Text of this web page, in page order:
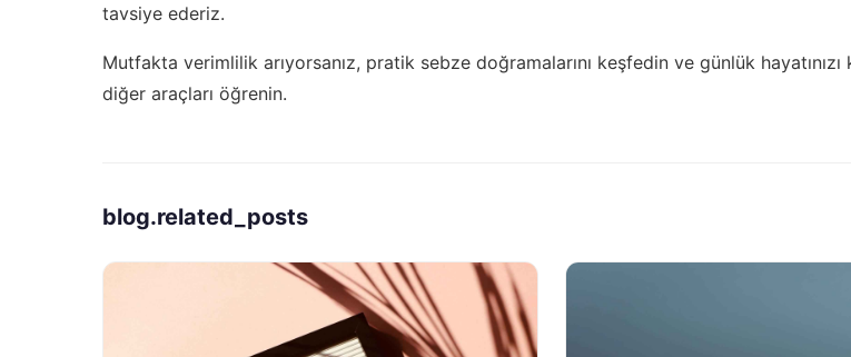
tavsiye ederiz.
Mutfakta verimlilik arıyorsanız, pratik sebze doğramalarını keşfedin ve günlük
diğer araçları öğrenin.
blog.related_posts